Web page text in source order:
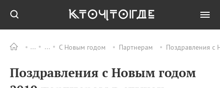
С Новым годом Партнерам Поздравления с
Поздравления с Новым годом
ПРАЗДНИКИ Все
06.08 Преображение
Господне у западных